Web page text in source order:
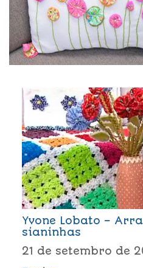
Yvone Lobato –
sianinhas
21 de setembro de